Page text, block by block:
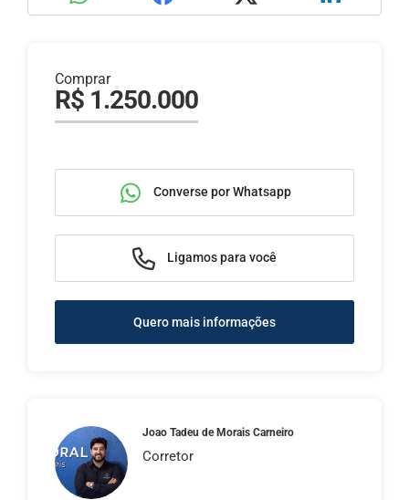
Comprar
R$ 1.250.000
Converse por Whatsapp
Ligamos para você
Quero mais informações
Joao Tadeu de Morais Carneiro
Corretor